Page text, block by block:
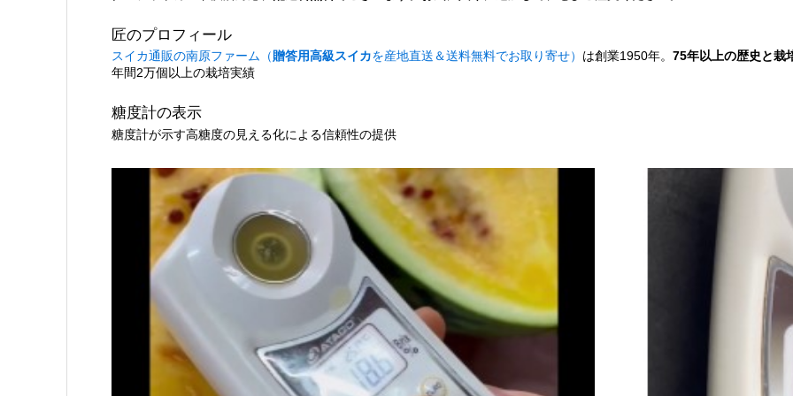
匠のプロフィール
スイカ通販の南原ファーム（贈答用高級スイカを産地直送＆送料無料でお取り寄せ） は創業1950年。 75年以上の歴史と栽
年間2万個以上の栽培実績
糖度計の表示
糖度計が示す高糖度の見える化による信頼性の提供